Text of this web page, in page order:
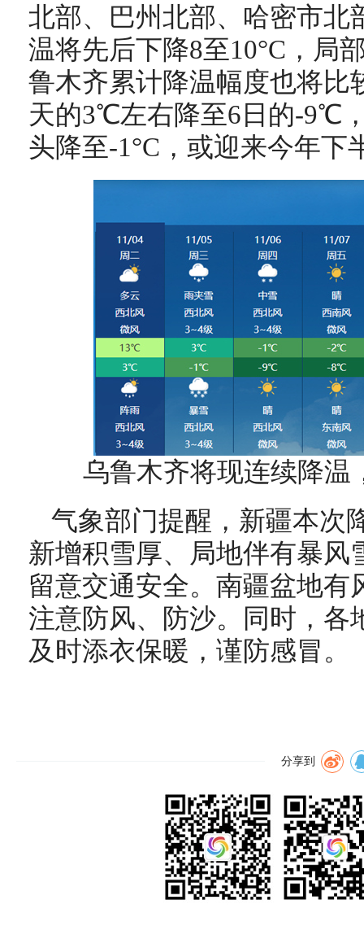
北部、巴州北部、哈密市北
温将先后下降8至10°C，局
鲁木齐累计降温幅度也将比
天的3℃左右降至6日的-9℃
头降至-1°C，或迎来今年下
乌鲁木齐将现连续降温
气象部门提醒，新疆本次
新增积雪厚、局地伴有暴风
留意交通安全。南疆盆地有
注意防风、防沙。同时，各
及时添衣保暖，谨防感冒。
分享到